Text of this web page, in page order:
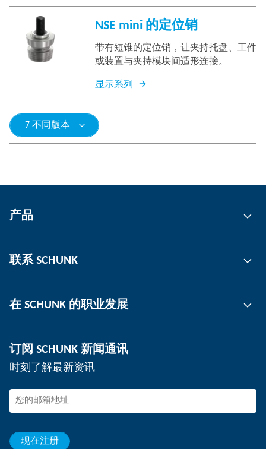
NSE mini 的定位销
带有短锥的定位销，让夹持托盘、工件
或装置与夹持模块间适形连接。
显示系列
7 不同版本
产品
抓取技术
工件夹持
联系 SCHUNK
工作地点
活动
SCHUNK – 检举系统
在 SCHUNK 的职业发展
在 SCHUNK 工作
年轻的专业人员
见习生
订阅 SCHUNK 新闻通讯
时刻了解最新资讯
现在注册